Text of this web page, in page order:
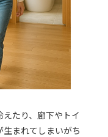
たり、廊下やトイ
まれてしまいがち